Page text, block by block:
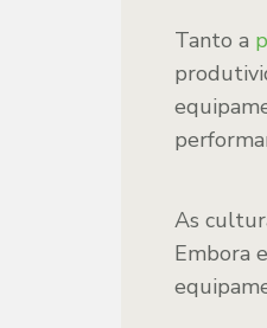
Tanto a
As
Embora